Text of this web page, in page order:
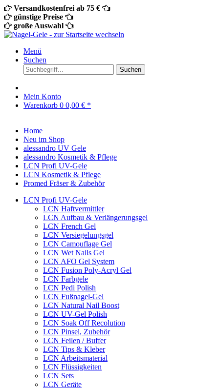
Versandkostenfrei ab 75 €
günstige Preise
große Auswahl
Menü
Suchen
Suchen
Mein Konto
Warenkorb 0 0,00 € *
Home
Neu im Shop
alessandro UV Gele
alessandro Kosmetik & Pflege
LCN Profi UV-Gele
LCN Kosmetik & Pflege
Promed Fräser & Zubehör
LCN Profi UV-Gele
LCN Haftvermittler
LCN Aufbau & Verlängerungsgel
LCN French Gel
LCN Versiegelungsgel
LCN Camouflage Gel
LCN Wet Nails Gel
LCN AFO Gel System
LCN Fusion Poly-Acryl Gel
LCN Farbgele
LCN Pedi Polish
LCN Fußnagel-Gel
LCN Natural Nail Boost
LCN UV-Gel Polish
LCN Soak Off Recolution
LCN Pinsel, Zubehör
LCN Feilen / Buffer
LCN Tips & Kleber
LCN Arbeitsmaterial
LCN Flüssigkeiten
LCN Sets
LCN Geräte